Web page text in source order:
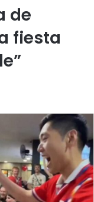
de
fiesta